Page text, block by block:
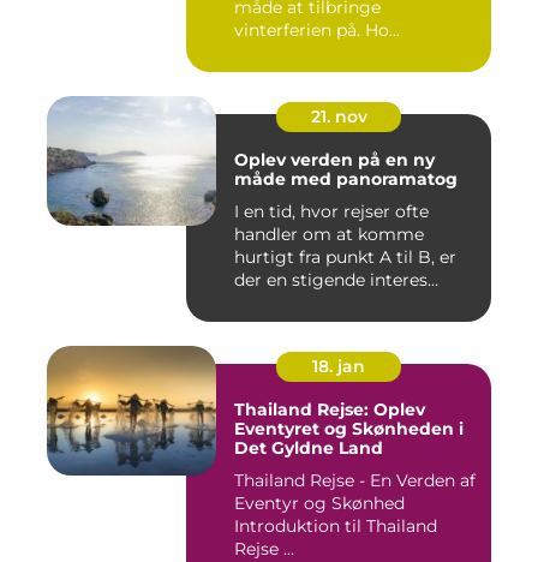
måde at tilbringe
vinterferien på. Ho...
21. nov
Oplev verden på en ny
måde med panoramatog
I en tid, hvor rejser ofte
handler om at komme
hurtigt fra punkt A til B, er
der en stigende interes...
18. jan
Thailand Rejse: Oplev
Eventyret og Skønheden i
Det Gyldne Land
Thailand Rejse - En Verden af
Eventyr og Skønhed
Introduktion til Thailand
Rejse ...